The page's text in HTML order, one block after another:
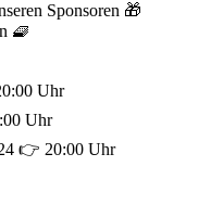
Sponsoren 🎁
🧇
Uhr
Uhr
👉 20:00 Uhr